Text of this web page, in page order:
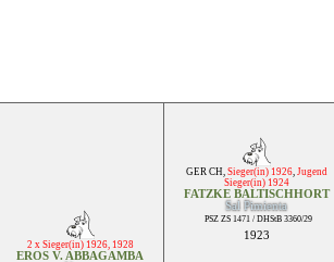
2 x Sieger(in) 1926, 1928
EROS V. ABBAGAMBA
GER CH, Sieger(in) 1926, Jugend
Sieger(in) 1924
FATZKE BALTISCHHORT
Sal Pimienta
PSZ ZS 1471 / DHStB 3360/29
1923